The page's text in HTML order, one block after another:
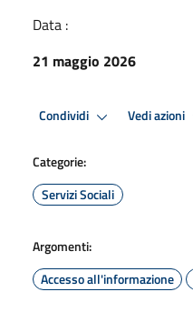
Data :
21 maggio 2026
Condividi Vedi azioni
Categorie:
Servizi Sociali
Argomenti:
Accesso all'informazione